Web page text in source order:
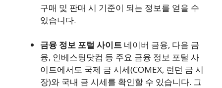
구매 및 판매 시 기준이 되는 정보를 얻을 수
있습니다.
금융 정보 포털 사이트 네이버 금융, 다음 금
융, 인베스팅닷컴 등 주요 금융 정보 포털 사
이트에서도 국제 금 시세(COMEX, 런던 금 시
장)와 국내 금 시세를 확인할 수 있습니다. 그